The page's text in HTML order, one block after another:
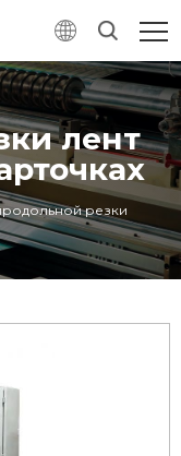
лент
резки0